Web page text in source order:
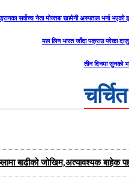
इरानका सर्वोच्च नेता मोज्तबा खामेनी अस्पताल भर्ना भएको
मल लिन भारत जाँदा पक्राउ परेका
तीन दिनमा सुनको
बाढीको जोखिम,अत्यावश्यक